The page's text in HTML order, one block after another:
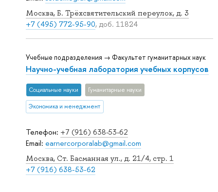
Москва, Б. Трёхсвятительский переулок, д. 3
+7 (495) 772-95-90, доб. 11824
Телефон: +7 (916) 638-53-62
Email: earnercorporalab@gmail.com
Москва, Ст. Басманная ул., д. 21/4, стр. 1
+7 (916) 638-53-62
Учебные подразделения → Факультет гуманитарных наук
Научно-учебная лаборатория учебных корпусов
Социальные науки Гуманитарные науки
Экономика и менеджмент